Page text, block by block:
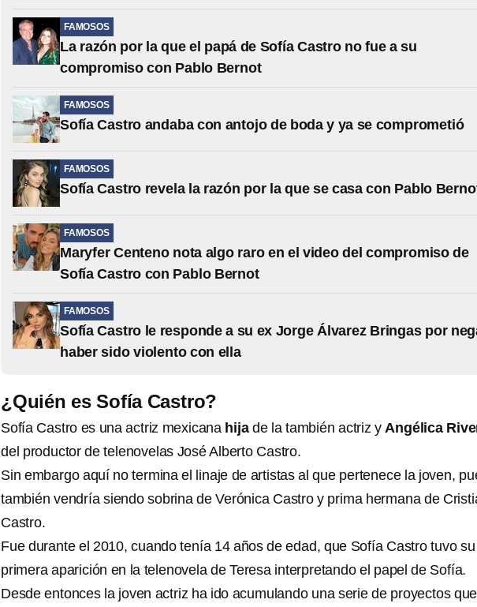
FAMOSOS
La razón por la que el papá de Sofía Castro no fue a su
compromiso con Pablo Bernot
FAMOSOS
Sofía Castro andaba con antojo de boda y ya se comprometió
FAMOSOS
Sofía Castro revela la razón por la que se casa con Pablo
FAMOSOS
Maryfer Centeno nota algo raro en el video del compromiso de
Sofía Castro con Pablo Bernot
FAMOSOS
Sofía Castro le responde a su ex Jorge Álvarez Bringas por
haber sido violento con ella
¿Quién es Sofía Castro?
Sofía Castro es una actriz mexicana hijade la también actriz yAngélica
del productor de telenovelas José Alberto Castro.
Sin embargo aquí no termina el linaje de artistas al que pertenece la joven,
también vendría siendo sobrina de Verónica Castro y prima hermana de
Castro.
Fue durante el 2010, cuando tenía 14 años de edad, que Sofía Castro tuvo su
primera aparición en la telenovela de Teresa interpretando el papel de Sofía.
Desde entonces la joven actriz ha ido acumulando una serie de proyectos